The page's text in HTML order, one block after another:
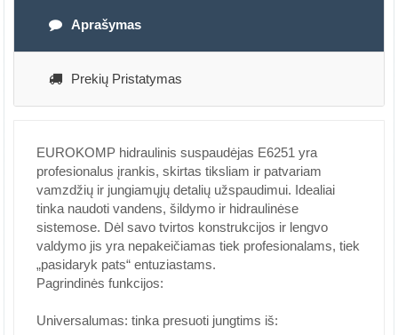
Aprašymas
Prekių Pristatymas
EUROKOMP hidraulinis suspaudėjas E6251 yra
profesionalus įrankis, skirtas tiksliam ir patvariam
vamzdžių ir jungiamųjų detalių užspaudimui. Idealiai
tinka naudoti vandens, šildymo ir hidraulinėse
sistemose. Dėl savo tvirtos konstrukcijos ir lengvo
valdymo jis yra nepakeičiamas tiek profesionalams, tiek
„pasidaryk pats“ entuziastams.
Pagrindinės funkcijos:
Universalumas: tinka presuoti jungtims iš: